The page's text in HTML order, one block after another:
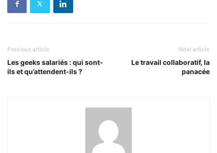
Previous article
Les geeks salariés : qui sont-
ils et qu’attendent-ils ?
Next article
Le travail collaboratif, la
panacée